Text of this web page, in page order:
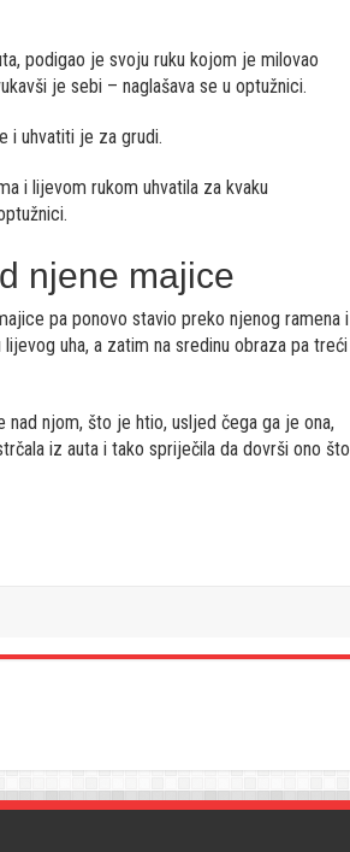
podigao je svoju ruku kojom je milovao
je sebi – naglašava se u optužnici.
i uhvatiti je za grudi.
i lijevom rukom uhvatila za kvaku
njene majice
pa ponovo stavio preko njenog ramena i
uha, a zatim na sredinu obraza pa treći
njom, što je htio, usljed čega ga je ona,
iz auta i tako spriječila da dovrši ono što